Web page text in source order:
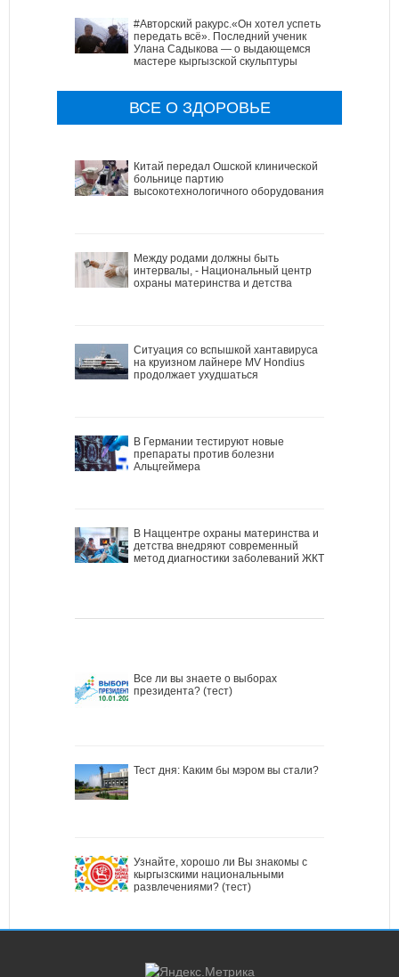
#Авторский ракурс.«Он хотел успеть
передать всё». Последний ученик
Улана Садыкова — о выдающемся
мастере кыргызской скульптуры
ВСЕ О ЗДОРОВЬЕ
Китай передал Ошской клинической
больнице партию
высокотехнологичного оборудования
Между родами должны быть
интервалы, - Национальный центр
охраны материнства и детства
Ситуация со вспышкой хантавируса
на круизном лайнере MV Hondius
продолжает ухудшаться
В Германии тестируют новые
препараты против болезни
Альцгеймера
В Наццентре охраны материнства и
детства внедряют современный
метод диагностики заболеваний ЖКТ
Все ли вы знаете о выборах
президента? (тест)
Тест дня: Каким бы мэром вы стали?
Узнайте, хорошо ли Вы знакомы с
кыргызскими национальными
развлечениями? (тест)